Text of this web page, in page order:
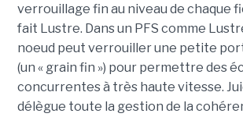
verrouillage fin au niveau de chaque
fait Lustre. Dans un PFS comme
noeud peut verrouiller une petite
(un « grain fin ») pour permettre des
concurrentes à très haute vitesse.
délègue toute la gestion de la